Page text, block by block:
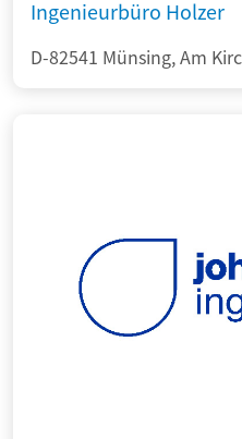
Ingenieurbüro Holzer
D-82541 Münsing, Am